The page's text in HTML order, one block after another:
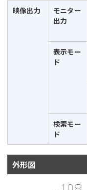
映像出力
モニター
出力
表示モー
ド
検索モー
ド
外形図